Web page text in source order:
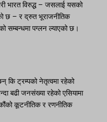
भारत विरुद्ध – जसलाई यसको
छ – र द्रुत भूराजनीतिक
सम्बन्धमा पग्लन ल्याएको छ।
कि ट्रम्पको नेतृत्वमा रहेको
बढी जनसंख्या रहेको एसियामा
कूटनीतिक र रणनीतिक